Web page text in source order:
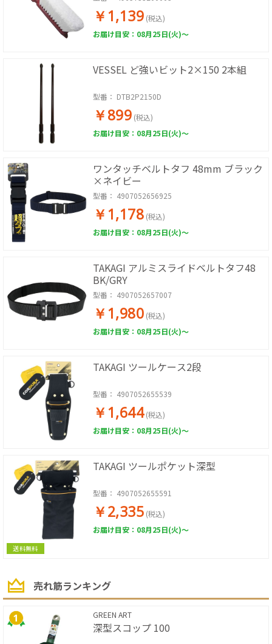
￥1,139 (税込)
お届け目安：08月25日(火)～
VESSEL ど強いビット2×150 2本組
型番： DTB2P2150D
￥899 (税込)
お届け目安：08月25日(火)～
ワンタッチベルトタフ 48mm ブラック
×ネイビー
型番： 4907052656925
￥1,178 (税込)
お届け目安：08月25日(火)～
TAKAGI アルミスライドベルトタフ48
BK/GRY
型番： 4907052657007
￥1,980 (税込)
お届け目安：08月25日(火)～
TAKAGI ツールケース2段
型番： 4907052655539
￥1,644 (税込)
お届け目安：08月25日(火)～
送料無料
TAKAGI ツールポケット深型
型番： 4907052655591
￥2,335 (税込)
お届け目安：08月25日(火)～
売れ筋ランキング
GREEN ART
深型スコップ 100